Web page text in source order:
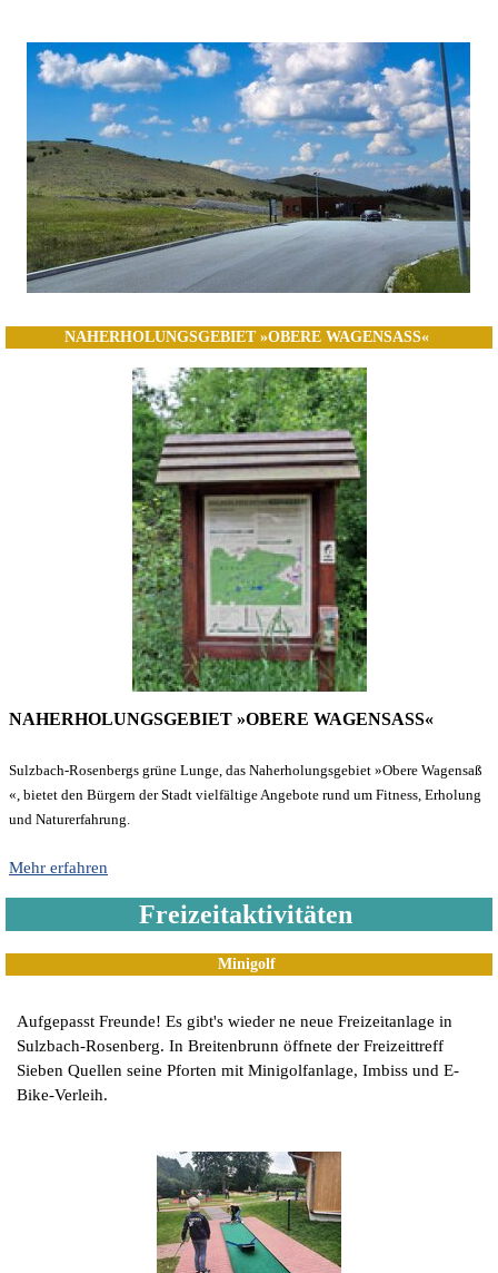
NAHERHOLUNGSGEBIET »OBERE WAGENSASS«
NAHERHOLUNGSGEBIET »OBERE WAGENSASS«
Sulzbach-Rosenbergs grüne Lunge, das Naherholungsgebiet »Obere Wagensaß
«, bietet den Bürgern der Stadt vielfältige Angebote rund um Fitness, Erholung
und Naturerfahrung.
Mehr erfahren
Freizeitaktivitäten
Minigolf
Aufgepasst Freunde! Es gibt's wieder ne neue Freizeitanlage in
Sulzbach-Rosenberg. In Breitenbrunn öffnete der Freizeittreff
Sieben Quellen seine Pforten mit Minigolfanlage, Imbiss und E-
Bike-Verleih.